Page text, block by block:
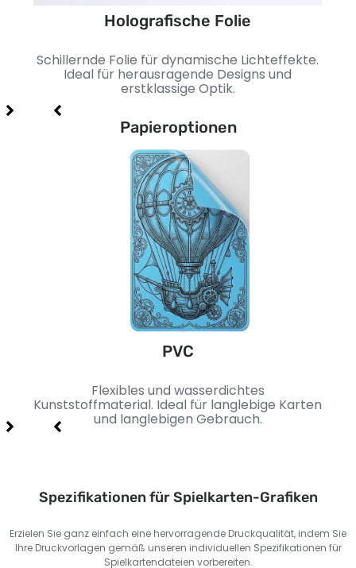
Holografische Folie
Schillernde Folie für dynamische Lichteffekte.
Ideal für herausragende Designs und
erstklassige Optik.
Papieroptionen
PVC
Flexibles und wasserdichtes
Kunststoffmaterial. Ideal für langlebige Karten
und langlebigen Gebrauch.
Spezifikationen für Spielkarten-Grafiken
Erzielen Sie ganz einfach eine hervorragende Druckqualität, indem Sie
Ihre Druckvorlagen gemäß unseren individuellen Spezifikationen für
Spielkartendateien vorbereiten.